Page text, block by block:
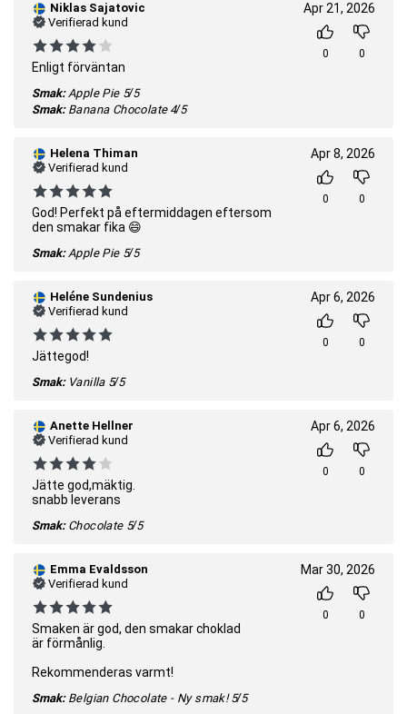
Niklas Sajatovic
Verifierad kund
Enligt förväntan
Smak: Apple Pie 5/5
Smak: Banana Chocolate 4/5
Apr 21, 2026
0 0
Helena Thiman
Verifierad kund
God! Perfekt på eftermiddagen eftersom
den smakar fika 😄
Smak: Apple Pie 5/5
Apr 8, 2026
0 0
Heléne Sundenius
Verifierad kund
Jättegod!
Smak: Vanilla 5/5
Apr 6, 2026
0 0
Anette Hellner
Verifierad kund
Jätte god,mäktig.
snabb leverans
Smak: Chocolate 5/5
Apr 6, 2026
0 0
Emma Evaldsson
Verifierad kund
Smaken är god, den smakar choklad
är förmånlig.
Rekommenderas varmt!
Smak: Belgian Chocolate - Ny smak! 5/5
Mar 30, 2026
0 0